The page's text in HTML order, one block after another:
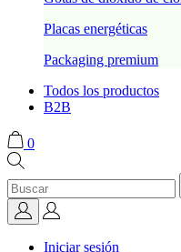
Placas energéticas
Packaging premium
Todos los productos
B2B
0
Iniciar sesión